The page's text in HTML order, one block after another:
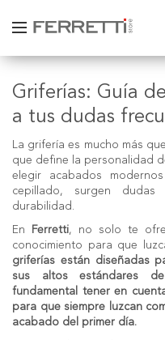
Griferías: Guía
a tus dudas
La grifería es mucho más
que define la personalidad
elegir acabados
cepillado, surgen dudas
durabilidad.
En Ferretti, no solo te
conocimiento para que
griferías están diseñadas
sus altos estándares
fundamental tener en
para que siempre luzcan
acabado del primer día.